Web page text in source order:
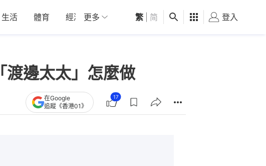
生活 體育 經濟 01深圳 觀點 健康 好食玩飛
更多 繁 简 登入
邊太太」怎麼做
在Google
追蹤《香港01》
17